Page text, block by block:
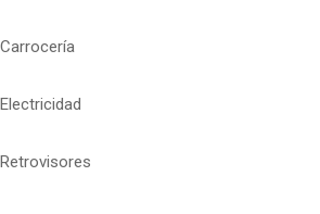
Carrocería
Electricidad
Retrovisores